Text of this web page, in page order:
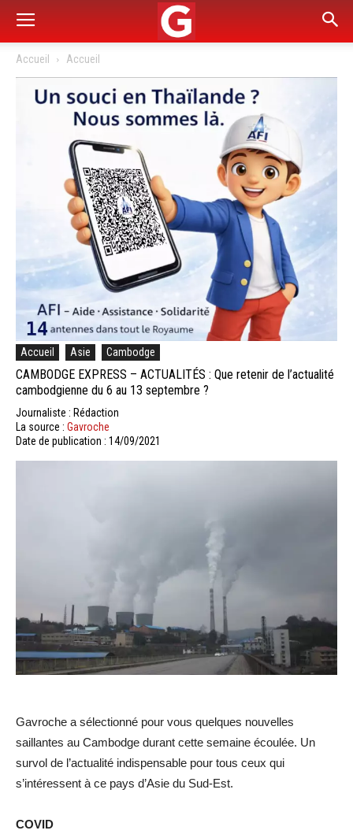
Accueil Accueil
Accueil Asie Cambodge
CAMBODGE EXPRESS – ACTUALITÉS : Que retenir de l’actualité
cambodgienne du 6 au 13 septembre ?
Journaliste : Rédaction
La source : Gavroche
Date de publication : 14/09/2021
Gavroche a sélectionné pour vous quelques nouvelles
saillantes au Cambodge durant cette semaine écoulée. Un
survol de l’actualité indispensable pour tous ceux qui
s’intéressent à ce pays d’Asie du Sud-Est.
COVID